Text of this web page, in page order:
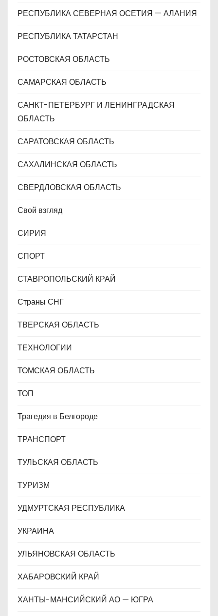
РЕСПУБЛИКА СЕВЕРНАЯ ОСЕТИЯ — АЛАНИЯ
РЕСПУБЛИКА ТАТАРСТАН
РОСТОВСКАЯ ОБЛАСТЬ
САМАРСКАЯ ОБЛАСТЬ
САНКТ-ПЕТЕРБУРГ И ЛЕНИНГРАДСКАЯ
ОБЛАСТЬ
САРАТОВСКАЯ ОБЛАСТЬ
САХАЛИНСКАЯ ОБЛАСТЬ
СВЕРДЛОВСКАЯ ОБЛАСТЬ
Свой взгляд
СИРИЯ
СПОРТ
СТАВРОПОЛЬСКИЙ КРАЙ
Страны СНГ
ТВЕРСКАЯ ОБЛАСТЬ
ТЕХНОЛОГИИ
ТОМСКАЯ ОБЛАСТЬ
ТОП
Трагедия в Белгороде
ТРАНСПОРТ
ТУЛЬСКАЯ ОБЛАСТЬ
ТУРИЗМ
УДМУРТСКАЯ РЕСПУБЛИКА
УКРАИНА
УЛЬЯНОВСКАЯ ОБЛАСТЬ
ХАБАРОВСКИЙ КРАЙ
ХАНТЫ-МАНСИЙСКИЙ АО — ЮГРА